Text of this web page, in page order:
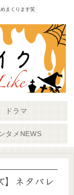
まくります笑
ドラマ
タメNEWS
】ネタバレ